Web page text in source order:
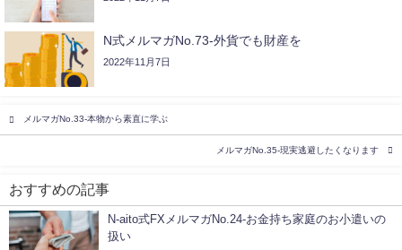
N式メルマガNo.73-外貨でも財産を
2022年11月7日
メルマガNo.33-本物から素直に学ぶ
メルマガNo.35-現実逃避したくなります
おすすめの記事
N-aito式FXメルマガNo.24-お金持ち家庭のお小遣いの
扱い